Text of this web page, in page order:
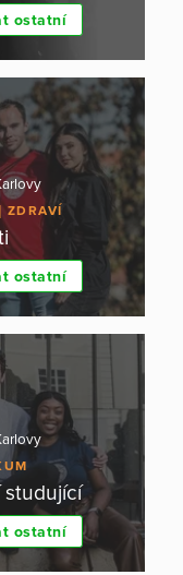
ostatní
ZDRAVÍ
ostatní
studující
ostatní